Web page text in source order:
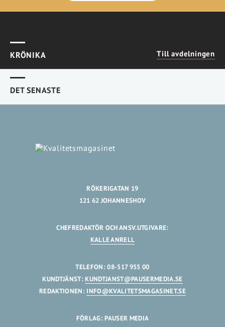
KRÖNIKA Till avdelningen
DET SENASTE
RÖKERIGATAN 19
121 62 JOHANNESHOV
CHEFREDAKTÖR OCH ANSV.UTGIVARE:
KALLE ANRELL
TELEFON: 08-517 955 00
KUNDTJÄNST:KUNDTJANST@PAUSERMEDIA.SE
REDAKTIONEN: INFO@KVALITETSMAGASINET.SE
FÖRLAG: PAUSER MEDIA